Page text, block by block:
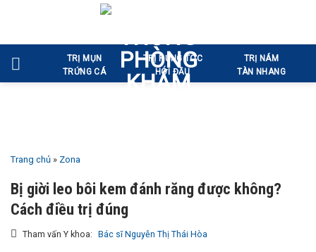
nội
dung
TRỊ MỤN
TRỨNG CÁ
TRỊ RỤNG TÓC
HÓI ĐẦU
TRỊ NÁM
TÀN NHANG
Trang chủ » Zona
Bị giời leo bôi kem đánh răng được không?
Cách điều trị đúng
Tham vấn Y khoa: Bác sĩ Nguyễn Thị Thái Hòa